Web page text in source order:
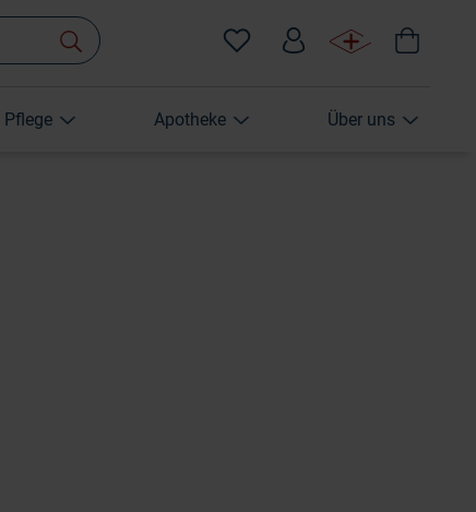
Pflege Apotheke Über uns